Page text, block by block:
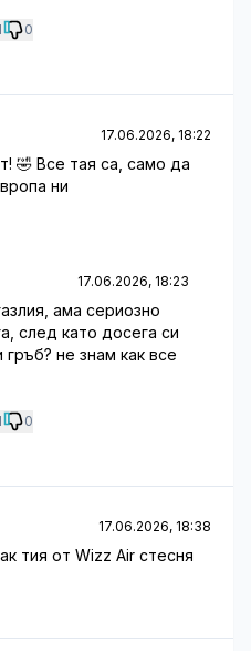
0
17.06.2026, 18:22
🤣 Все тая са, само да
ни
17.06.2026, 18:23
ама сериозно
след като досега си
не знам как все
0
17.06.2026, 18:38
тия от Wizz Air стесня